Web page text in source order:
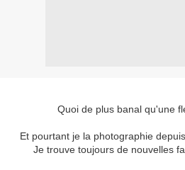
Quoi de plus banal qu'une
Et pourtant je la photographie
Je trouve toujours de nouvelles